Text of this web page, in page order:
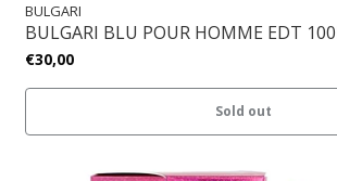
BULGARI
BULGARI BLU POUR HOMME EDT
€30,00
Sold out